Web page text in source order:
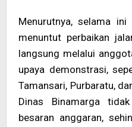
Menurutnya, selama
menuntut perbaikan
langsung melalui
upaya demonstrasi,
Tamansari, Purbaratu,
Dinas Binamarga
besaran anggaran,